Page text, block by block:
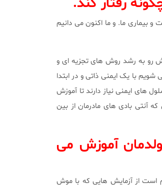
بیماری ما. و ما اکنون می دانیم
رو به رشد روش های تجزیه ای و
با یک ایمنی ذاتی و در ابتدا
های ایمنی نیاز دارند تا آموزش
آنتی بادی های مادرمان از بین
آموزش می
است از آزمایش هایی که با موش